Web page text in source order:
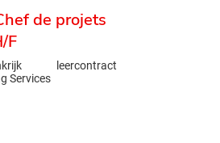
de projets
F
leercontract
Services